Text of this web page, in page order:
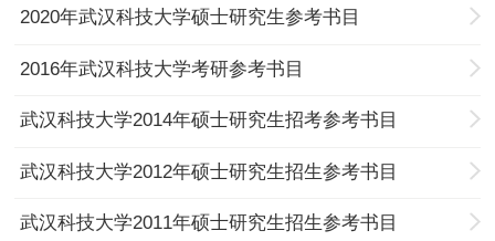
2020年武汉科技大学硕士研究生参考书目
2016年武汉科技大学考研参考书目
武汉科技大学2014年硕士研究生招考参考书目
武汉科技大学2012年硕士研究生招生参考书目
武汉科技大学2011年硕士研究生招生参考书目